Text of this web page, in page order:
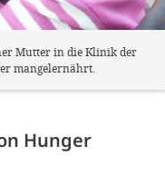
Mutter in die Klinik der
mangelernährt.
Hunger